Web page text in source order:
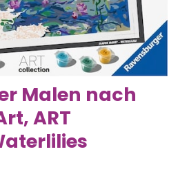
Malen nach
ART